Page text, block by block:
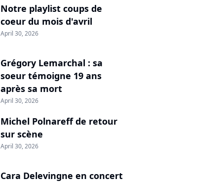
Notre playlist coups de
coeur du mois d'avril
April 30, 2026
Grégory Lemarchal : sa
soeur témoigne 19 ans
après sa mort
April 30, 2026
Michel Polnareff de retour
sur scène
April 30, 2026
Cara Delevingne en concert